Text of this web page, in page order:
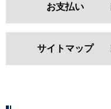
お支払い
サイトマップ